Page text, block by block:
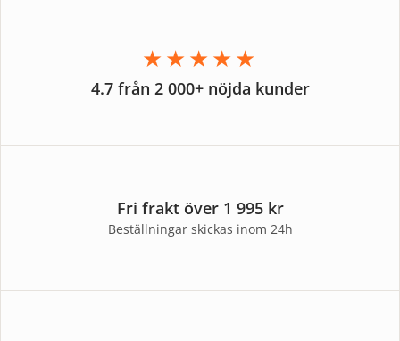
★★★★★
4.7 från 2 000+ nöjda kunder
Fri frakt över 1 995 kr
Beställningar skickas inom 24h